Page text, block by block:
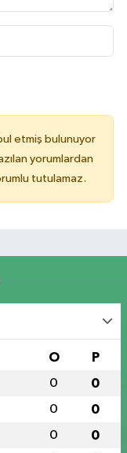
etmiş bulunuyor
yorumlardan
tutulamaz.
O P
0 0
0 0
0 0